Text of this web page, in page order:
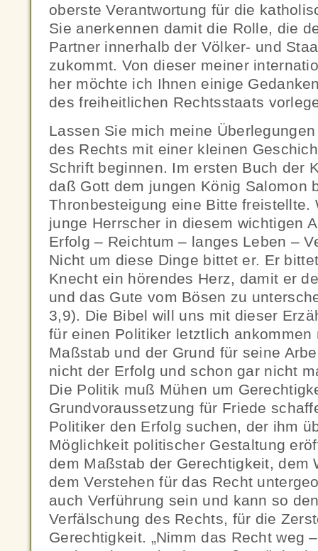
oberste Verantwortung für die
Sie anerkennen damit die Rolle, die
Partner innerhalb der Völker- und
zukommt. Von dieser meiner
her möchte ich Ihnen einige
des freiheitlichen Rechtsstaats
Lassen Sie mich meine
des Rechts mit einer kleinen
Schrift beginnen. Im ersten Buch der
daß Gott dem jungen König Salomon
Thronbesteigung eine Bitte freistellte.
junge Herrscher in diesem wichtigen
Erfolg – Reichtum – langes Leben –
Nicht um diese Dinge bittet er. Er
Knecht ein hörendes Herz, damit er
und das Gute vom Bösen zu
3,9). Die Bibel will uns mit dieser
für einen Politiker letztlich ankommen
Maßstab und der Grund für seine
nicht der Erfolg und schon gar nicht
Die Politik muß Mühen um
Grundvoraussetzung für Friede
Politiker den Erfolg suchen, der ihm
Möglichkeit politischer Gestaltung
dem Maßstab der Gerechtigkeit, dem
dem Verstehen für das Recht
auch Verführung sein und kann so
Verfälschung des Rechts, für die
Gerechtigkeit. „Nimm das Recht weg